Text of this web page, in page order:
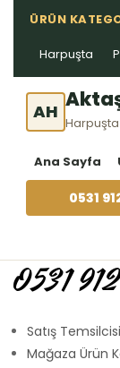
ÜRÜN
Harpuşta
AH
Ana Sayfa
0531
0531
Satış Temsilcisi
Mağaza Ürün